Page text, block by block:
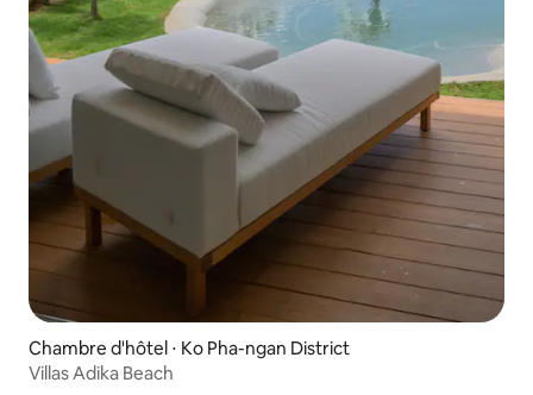
Chambre d'hôtel ⋅ Ko Pha-ngan District
Villas Adika Beach